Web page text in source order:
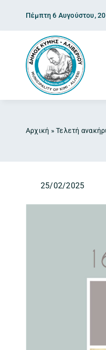
content
Πέμπτη 6 Αυγούστου,
Αρχική »Τελετή
25/02/2025